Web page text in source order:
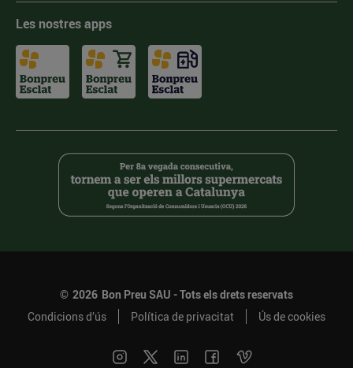
Les nostres apps
© 2026 Bon Preu SAU - Tots els drets reservats
Condicions d’ús
Política de privacitat Ús de cookies